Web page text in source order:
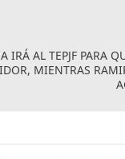
IRÁ AL TEPJF PARA
MIENTRAS